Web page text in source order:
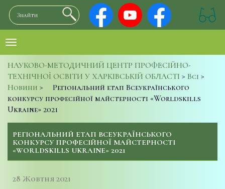
НАУКОВО-МЕТОДИЧНИЙ ЦЕНТР ПРОФЕСІЙНО-
ТЕХНІЧНОЇ ОСВІТИ У ХАРКІВСЬКІЙ ОБЛАСТІ > Всі >
Новини >
Регіональний етап Всеукраїнського
конкурсу професійної майстерності «Worldskills
Ukraine» 2021
РЕГІОНАЛЬНИЙ ЕТАП ВСЕУКРАЇНСЬКОГО
КОНКУРСУ ПРОФЕСІЙНОЇ МАЙСТЕРНОСТІ
«WORLDSKILLS UKRAINE» 2021
28 Жовтня 2021